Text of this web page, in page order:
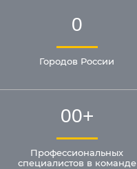
0
Городов России
00+
Профессиональных
специалистов в команде